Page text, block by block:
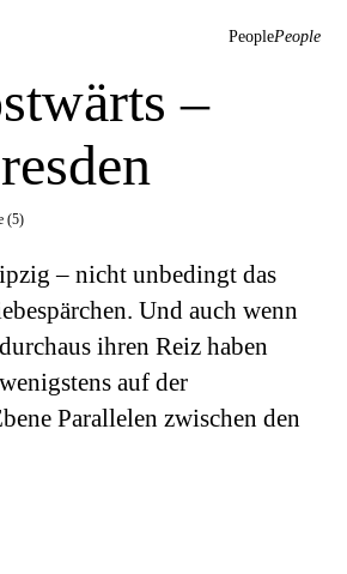
PeoplePeople
–
(5)
– nicht unbedingt das
Und auch wenn
ihren Reiz haben
auf der
Parallelen zwischen den